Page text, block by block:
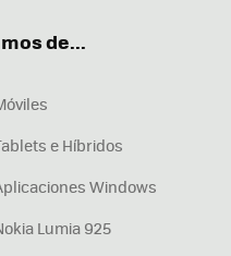
de...
e Híbridos
Windows
Lumia 925